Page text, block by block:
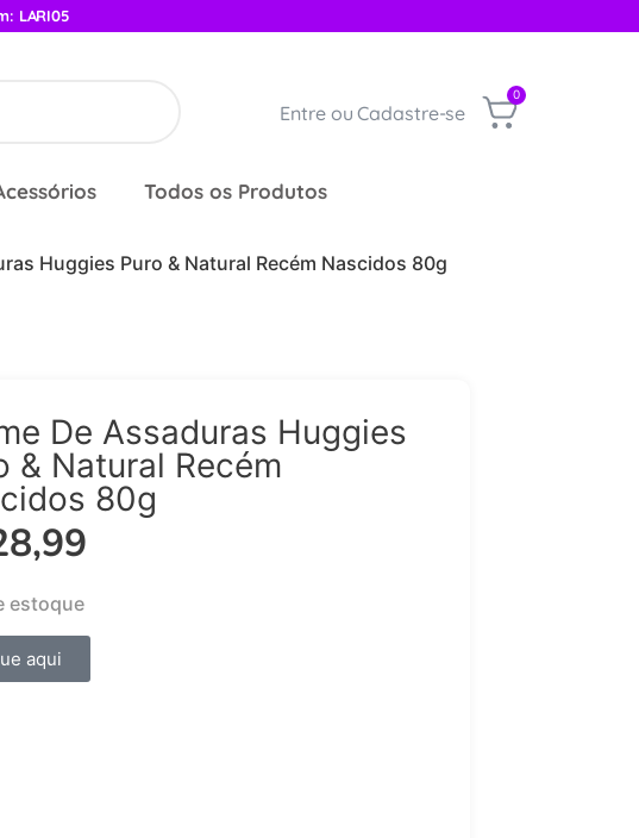
LARI05
Entre ou Cadastre-se
0
Todos os Produtos
Huggies Puro & Natural Recém Nascidos 80g
De Assaduras Huggies
& Natural Recém
80g
estoque
aqui